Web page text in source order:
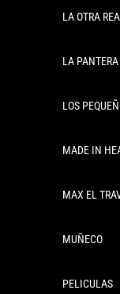
LA OTRA
LA
LOS
MADE IN
MAX EL
MUÑECO
PELICULAS